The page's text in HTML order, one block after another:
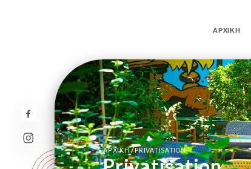
ΑΡΧΙΚΉ
ΑΡΧΙΚΉ/PRIVATISATION